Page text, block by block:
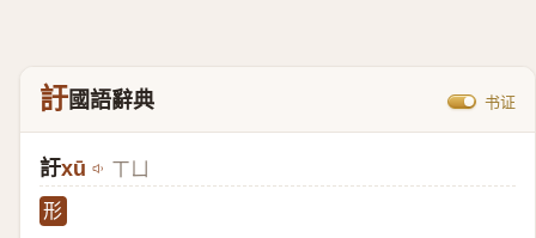
訏國語辭典 书证
訏xū ㄒㄩ
形